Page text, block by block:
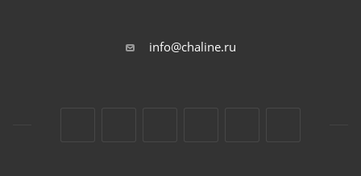
info@chaline.ru